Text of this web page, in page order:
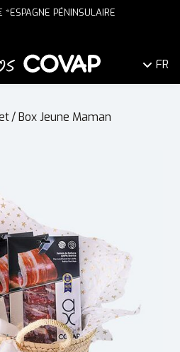
PÉNINSULAIRE
FR
/Box Jeune Maman